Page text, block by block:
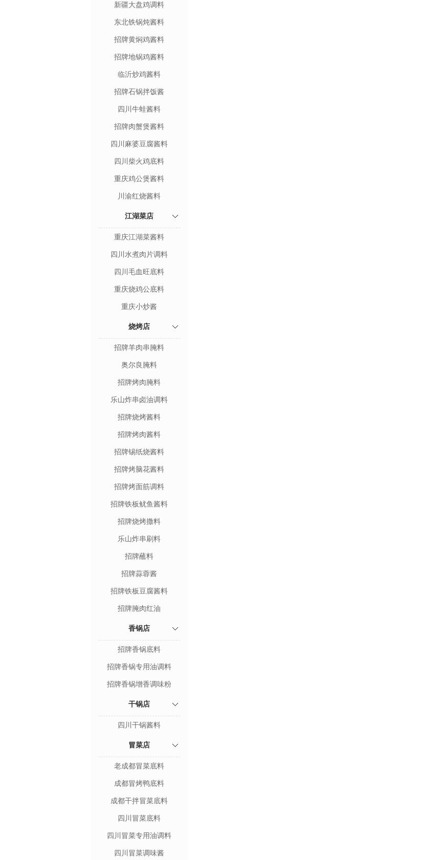
新疆大盘鸡调料
东北铁锅炖酱料
招牌黄焖鸡酱料
招牌地锅鸡酱料
临沂炒鸡酱料
招牌石锅拌饭酱
四川牛蛙酱料
招牌肉蟹煲酱料
四川麻婆豆腐酱料
四川柴火鸡底料
重庆鸡公煲酱料
川渝红烧酱料
江湖菜店
重庆江湖菜酱料
四川水煮肉片调料
四川毛血旺底料
重庆烧鸡公底料
重庆小炒酱
烧烤店
招牌羊肉串腌料
奥尔良腌料
招牌烤肉腌料
乐山炸串卤油调料
招牌烧烤酱料
招牌烤肉酱料
招牌锡纸烧酱料
招牌烤脑花酱料
招牌烤面筋调料
招牌铁板鱿鱼酱料
招牌烧烤撒料
乐山炸串刷料
招牌蘸料
招牌蒜蓉酱
招牌铁板豆腐酱料
招牌腌肉红油
香锅店
招牌香锅底料
招牌香锅专用油调料
招牌香锅增香调味粉
干锅店
四川干锅酱料
冒菜店
老成都冒菜底料
成都冒烤鸭底料
成都干拌冒菜底料
四川冒菜底料
四川冒菜专用油调料
四川冒菜调味酱